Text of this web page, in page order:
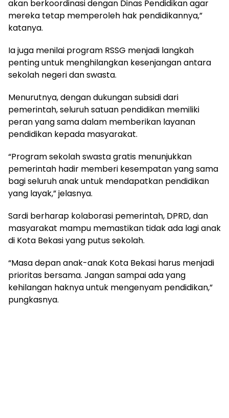
akan berkoordinasi dengan Dinas Pendidikan agar
mereka tetap memperoleh hak pendidikannya,”
katanya.
Ia juga menilai program RSSG menjadi langkah
penting untuk menghilangkan kesenjangan antara
sekolah negeri dan swasta.
Menurutnya, dengan dukungan subsidi dari
pemerintah, seluruh satuan pendidikan memiliki
peran yang sama dalam memberikan layanan
pendidikan kepada masyarakat.
“Program sekolah swasta gratis menunjukkan
pemerintah hadir memberi kesempatan yang sama
bagi seluruh anak untuk mendapatkan pendidikan
yang layak,” jelasnya.
Sardi berharap kolaborasi pemerintah, DPRD, dan
masyarakat mampu memastikan tidak ada lagi anak
di Kota Bekasi yang putus sekolah.
“Masa depan anak-anak Kota Bekasi harus menjadi
prioritas bersama. Jangan sampai ada yang
kehilangan haknya untuk mengenyam pendidikan,”
pungkasnya.